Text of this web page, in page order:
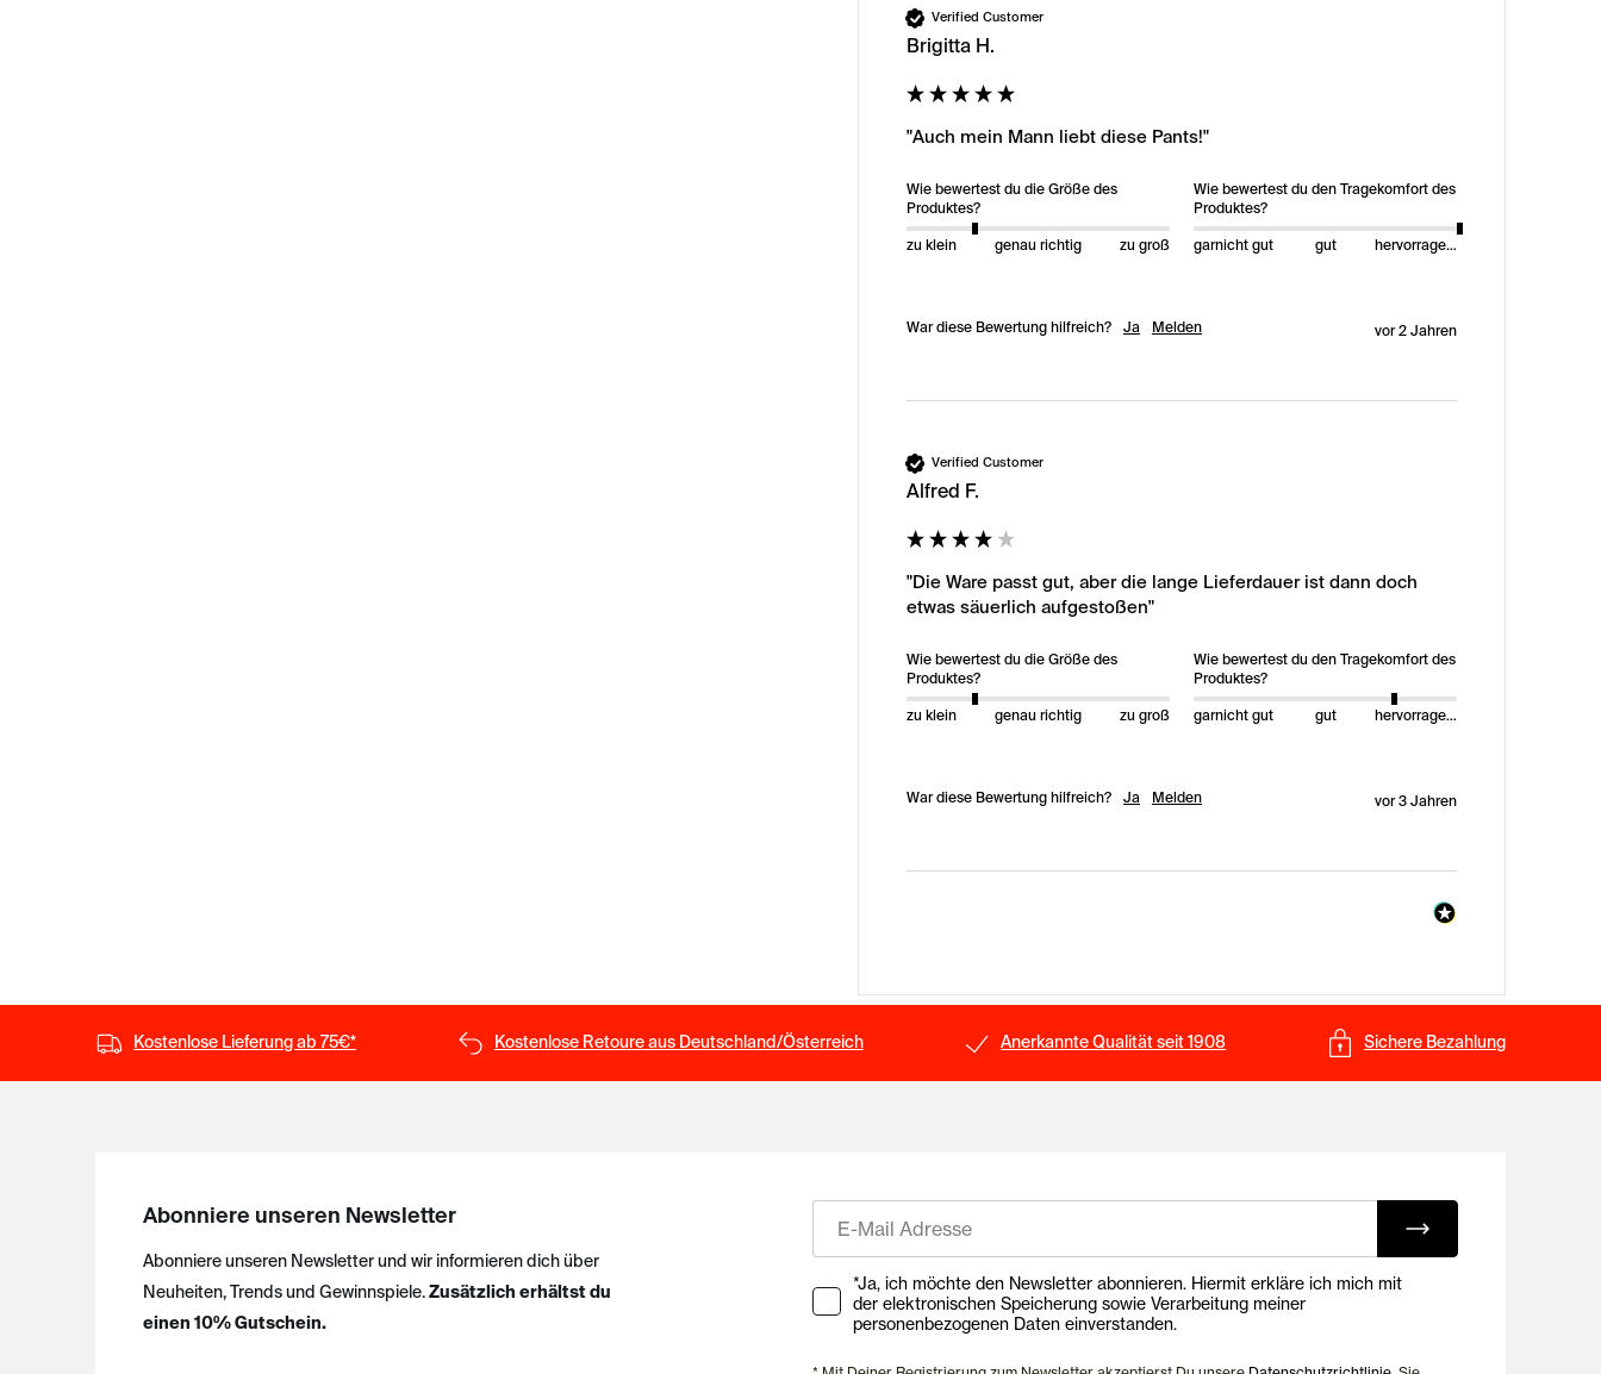
Verified Customer
Brigitta H.
"Auch mein Mann liebt diese Pants!"
Wie bewertest du die Größe des
Produktes?
zu klein genau richtig zu groß
Wie bewertest du den Tragekomfort des
Produktes?
garnicht gut gut hervorragend
War diese Bewertung hilfreich? Ja Melden vor 2 Jahren
Verified Customer
Alfred F.
"Die Ware passt gut, aber die lange Lieferdauer ist dann doch
etwas säuerlich aufgestoßen"
Wie bewertest du die Größe des
Produktes?
zu klein genau richtig zu groß
Wie bewertest du den Tragekomfort des
Produktes?
garnicht gut gut hervorragend
War diese Bewertung hilfreich? Ja Melden vor 3 Jahren
Kostenlose Lieferung ab 75€* Kostenlose Retoure aus Deutschland/Österreich Anerkannte Qualität seit 1908 Sichere Bezahlung
Abonniere unseren Newsletter
Abonniere unseren Newsletter und wir informieren dich über
Neuheiten, Trends und Gewinnspiele.Zusätzlich erhältst du
einen 10% Gutschein.
Ihre Zustimmung zu Marketing E-Mails
*Ja, ich möchte den Newsletter abonnieren. Hiermit erkläre ich mich mit
der elektronischen Speicherung sowie Verarbeitung meiner
personenbezogenen Daten einverstanden.